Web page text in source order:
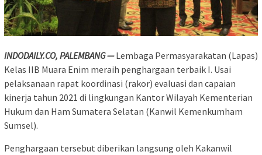
INDODAILY.CO, PALEMBANG —Lembaga Permasyarakatan (Lapas)
Kelas IIB Muara Enim meraih penghargaan terbaik I. Usai
pelaksanaan rapat koordinasi (rakor) evaluasi dan capaian
kinerja tahun 2021 di lingkungan Kantor Wilayah Kementerian
Hukum dan Ham Sumatera Selatan (Kanwil Kemenkumham
Sumsel).
Penghargaan tersebut diberikan langsung oleh Kakanwil